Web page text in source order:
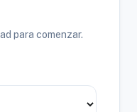
para comenzar.